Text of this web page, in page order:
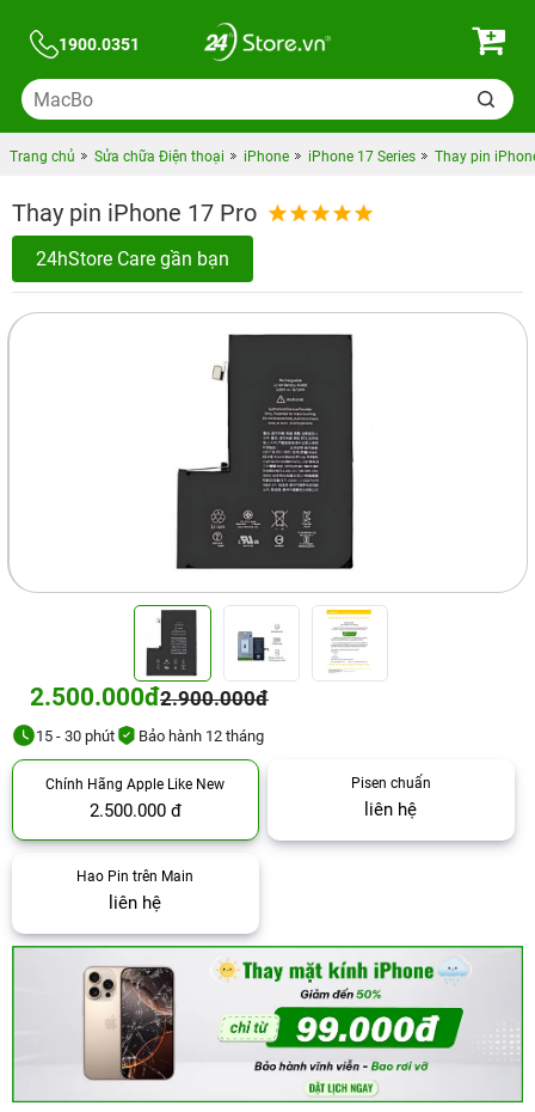
1900.0351
Trang chủ Sửa chữa Điện thoại iPhone iPhone 17 Series Thay pin
Thay pin iPhone 17 Pro
24hStore Care gần bạn
2.500.000đ2.900.000đ
15 - 30 phút Bảo hành 12 tháng
Chính Hãng Apple Like New
2.500.000 đ
Pisen chuẩn
liên hệ
Hao Pin trên Main
liên hệ